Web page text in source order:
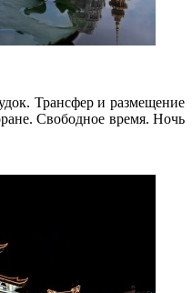
Трансфер и размещение
Свободное время. Ночь